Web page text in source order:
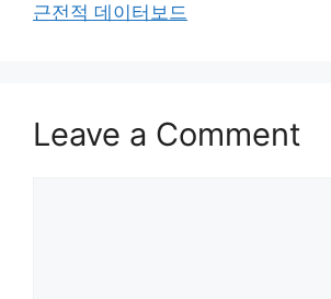
근전적 데이터보드
Leave a Comment